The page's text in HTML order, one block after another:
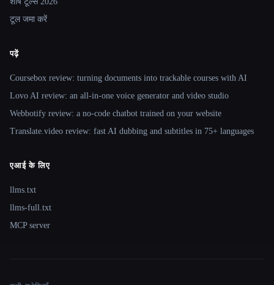
टूल जमा करें
पढ़ें
Coursebox review: turning documents into trackable courses with AI
Lovo AI review: an all-in-one voice generator and video studio
Webbotify review: a no-code chatbot trained on your website
Translate.video review: fast AI dubbing and subtitles in 75+ languages
एआई के लिए
llms.txt
llms-full.txt
MCP server